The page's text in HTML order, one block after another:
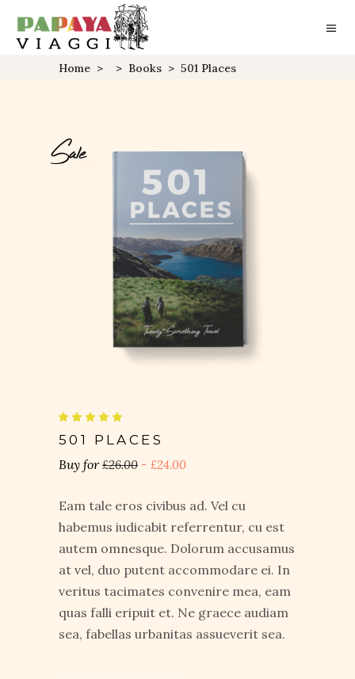
Home > > Books > 501 Places
Sale
su 5
su
di
recensioni
501 PLACES
£26.00 £24.00
Eam tale eros civibus ad. Vel cu
habemus iudicabit referrentur, cu est
autem omnesque. Dolorum accusamus
at vel, duo putent accommodare ei. In
veritus tacimates convenire mea, eam
quas falli eripuit et. Ne graece audiam
sea, fabellas urbanitas assueverit sea.